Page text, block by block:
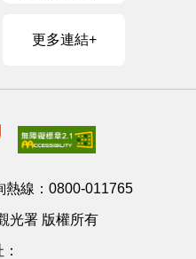
更多連結+
線： 0800-011765
光署 版權所有